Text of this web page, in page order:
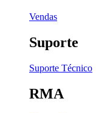
Vendas
Suporte
Suporte Técnico
RMA